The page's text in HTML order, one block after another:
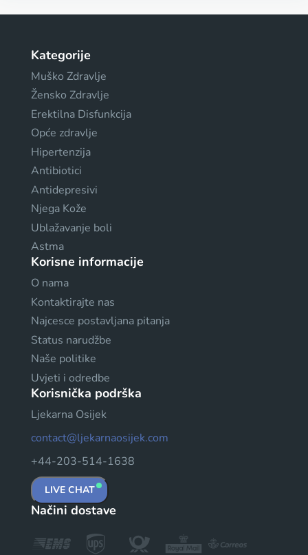
Kategorije
Muško Zdravlje
Žensko Zdravlje
Erektilna Disfunkcija
Opće zdravlje
Hipertenzija
Antibiotici
Antidepresivi
Njega Kože
Ublažavanje boli
Astma
Korisne informacije
O nama
Kontaktirajte nas
Najcesce postavljana pitanja
Status narudžbe
Naše politike
Uvjeti i odredbe
Korisnička podrška
Ljekarna Osijek
contact@ljekarnaosijek.com
+44-203-514-1638
LIVE CHAT
Načini dostave